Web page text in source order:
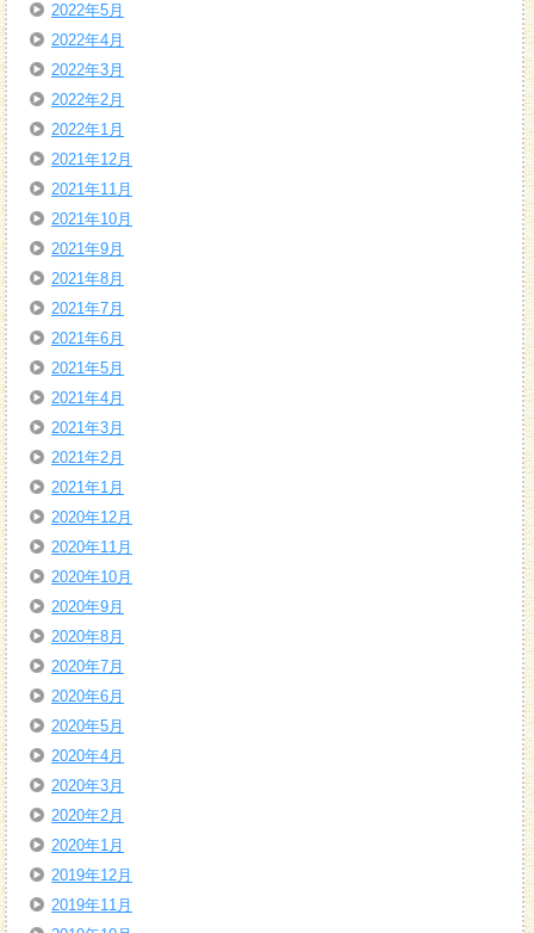
2022年5月
2022年4月
2022年3月
2022年2月
2022年1月
2021年12月
2021年11月
2021年10月
2021年9月
2021年8月
2021年7月
2021年6月
2021年5月
2021年4月
2021年3月
2021年2月
2021年1月
2020年12月
2020年11月
2020年10月
2020年9月
2020年8月
2020年7月
2020年6月
2020年5月
2020年4月
2020年3月
2020年2月
2020年1月
2019年12月
2019年11月